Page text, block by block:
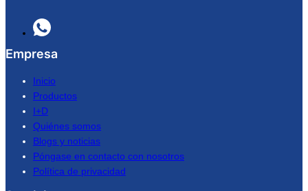
Empresa
Inicio
Productos
I+D
Quiénes somos
Blogs y noticias
Póngase en contacto con nosotros
Política de privacidad